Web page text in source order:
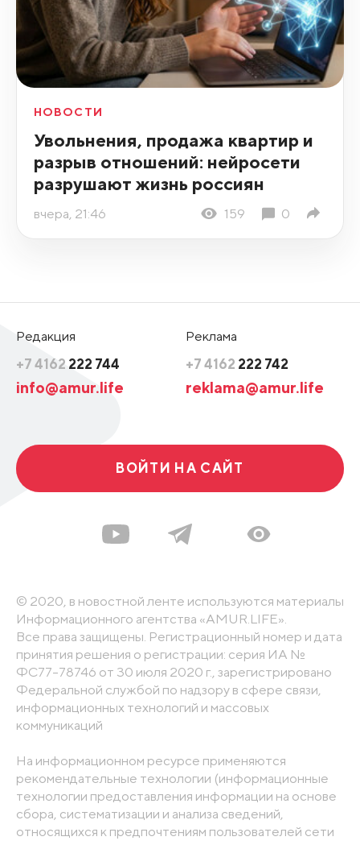
НОВОСТИ
Увольнения, продажа квартир и
разрыв отношений: нейросети
разрушают жизнь россиян
вчера, 21:46 159 0
Редакция
+7 4162 222 744
info@amur.life
Реклама
+7 4162 222 742
reklama@amur.life
ВОЙТИ НА САЙТ
© 2020, в новостной ленте используются материалы
Информационного агентства «AMUR.LIFE».
Все права защищены. Регистрационный номер и дата
принятия решения о регистрации: серия ИА №
ФС77-78746 от 30 июля 2020 г., зарегистрировано
Федеральной службой по надзору в сфере связи,
информационных технологий и массовых
коммуникаций
На информационном ресурсе применяются
рекомендательные технологии (информационные
технологии предоставления информации на основе
сбора, систематизации и анализа сведений,
относящихся к предпочтениям пользователей сети